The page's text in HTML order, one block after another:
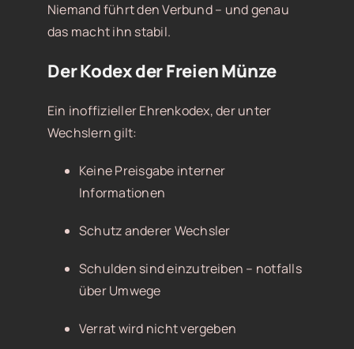
Niemand führt den Verbund – und genau
das macht ihn stabil.
Der Kodex der Freien Münze
Ein inoffizieller Ehrenkodex, der unter
Wechslern gilt:
Keine Preisgabe interner
Informationen
Schutz anderer Wechsler
Schulden sind einzutreiben – notfalls
über Umwege
Verrat wird nicht vergeben